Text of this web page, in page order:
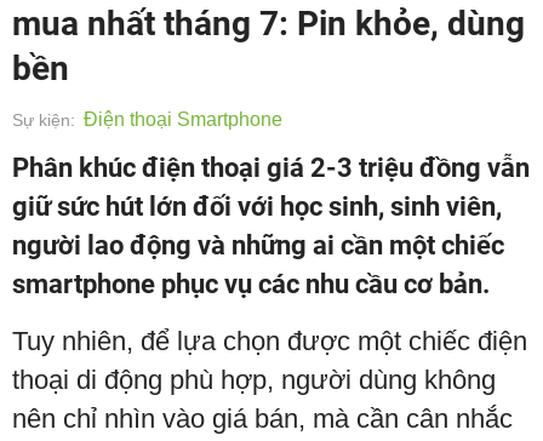
mua nhất tháng 7: Pin khỏe, dùng
bền
Sự kiện: Điện thoại Smartphone
Phân khúc điện thoại giá 2-3 triệu đồng vẫn
giữ sức hút lớn đối với học sinh, sinh viên,
người lao động và những ai cần một chiếc
smartphone phục vụ các nhu cầu cơ bản.
Tuy nhiên, để lựa chọn được một chiếc điện
thoại di động phù hợp, người dùng không
nên chỉ nhìn vào giá bán, mà cần cân nhắc